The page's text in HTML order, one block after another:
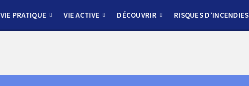
VIE PRATIQUE VIE ACTIVE DÉCOUVRIR RISQUES D’INCENDIES